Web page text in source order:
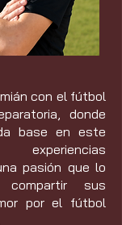
con el fútbol
donde
base en este
pasión que lo
sus
por el fútbol